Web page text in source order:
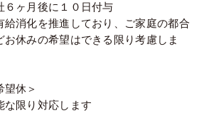
６ヶ月後に１０日付与
消化を推進しており、ご家庭の都合
お休みの希望はできる限り考慮しま
望休＞
な限り対応します